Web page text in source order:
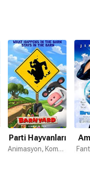
Parti Hayvanları
Animasyon, Komedi, Aile